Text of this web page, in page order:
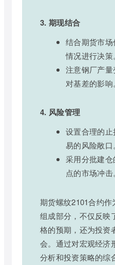
3. 期现结合
结合期货市
情况进行决策。
注意钢厂产
对基差的影响。
4. 风险管理
设置合理的
易的风险敞口。
采用分批建
点的市场冲击。
期货螺纹2101合约
组成部分，不仅反映
格的预期，还为投资
会。通过对宏观经济
分析和投资策略的综